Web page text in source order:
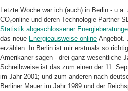
Letzte Woche war ich (auch) in Berlin -
CO₂online und deren Technologie-Partner
Statistik abgeschlossener
das neue Energieausweise online-Angebot.
erzählen: In Berlin ist mir erstmals so
Amerikaner sagen - drei ganz wesentliche
Schreibweise ist das zum einen der 11.
im Jahr 2001; und zum anderen nach
Berliner Mauer im Jahr 1989 und der